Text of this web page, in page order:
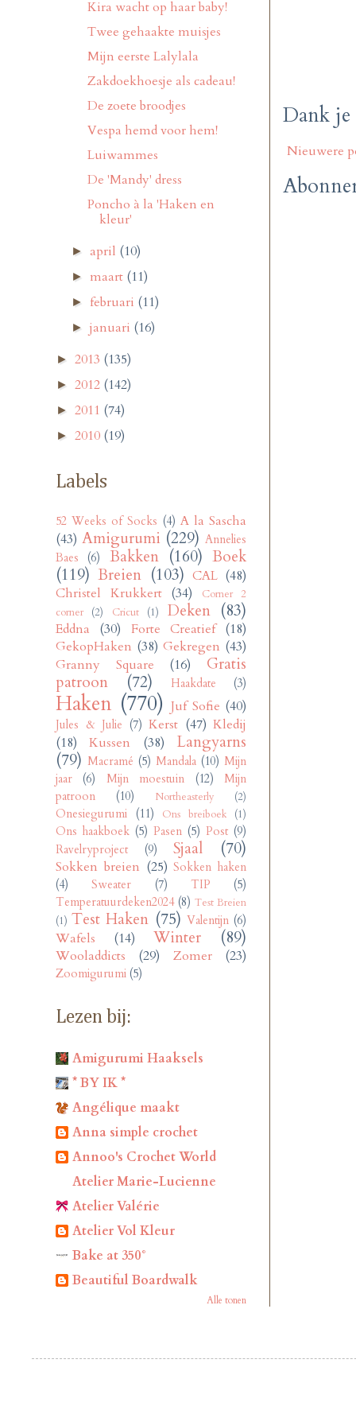
Dank je
Nieuwere
Kira wacht op haar baby!
Twee gehaakte muisjes
Mijn eerste Lalylala
Zakdoekhoesje als cadeau!
De zoete broodjes
Vespa hemd voor hem!
Luiwammes
De 'Mandy' dress
Poncho à la 'Haken en
kleur'
►april (10)
► maart (11)
► februari (11)
►januari (16)
► 2013 (135)
► 2012 (142)
► 2011 (74)
► 2010 (19)
Labels
52 Weeks of Socks (4) A la Sascha
(43) Amigurumi (229) Annelies
Baes
(6) Bakken (160) Boek
(119) Breien (103) CAL (48)
Christel Krukkert (34)
Corner 2
corner
(2) Cricut (1) Deken (83)
Eddna (30) Forte Creatief
(18)
GekopHaken (38) Gekregen (43)
Granny Square
(16)
Gratis
patroon
(72) Haakdate (3)
Haken (770) Juf Sofie (40)
Jules & Julie (7) Kerst (47) Kledij
(18)
Kussen (38)
Langyarns
(79) Macramé (5) Mandala (10) Mijn
jaar
(6) Mijn moestuin (12)
Mijn
patroon
(10) Northeasterly (2)
Onesiegurumi (11) Ons breiboek (1)
Ons haakboek (5) Pasen (5) Post (9)
Ravelryproject
(9) Sjaal (70)
Sokken breien (25) Sokken haken
(4)
Sweater (7) TIP
(5)
Temperatuurdeken2024 (8) Test Breien
(1) Test Haken (75) Valentijn (6)
Wafels (14) Winter (89)
Wooladdicts (29) Zomer (23)
Zoomigurumi (5)
Lezen bij:
Amigurumi Haaksels
* BY IK *
Angélique maakt
Anna simple crochet
Annoo's Crochet World
Atelier Marie-Lucienne
Atelier Valérie
Atelier Vol Kleur
Bake at 350°
Beautiful Boardwalk
Alle tonen